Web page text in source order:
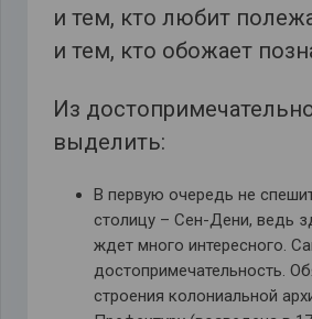
и тем, кто любит
и тем, кто обожает
Из
выделить:
В первую очередь не
столицу – Сен-Дени, ведь
ждет много интересного.
достопримечательность.
строения колониальной